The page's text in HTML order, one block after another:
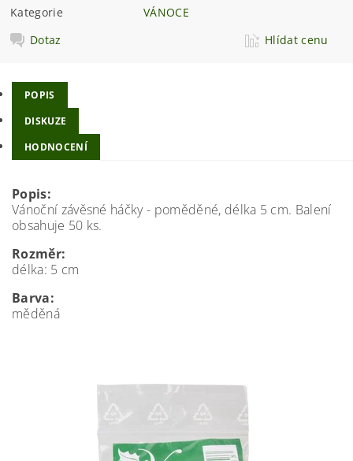
Kategorie
VÁNOCE
Dotaz
Hlídat cenu
POPIS
DISKUZE
HODNOCENÍ
Popis:
Vánoční závěsné háčky - poměděné, délka 5 cm. Balení
obsahuje 50 ks.
Rozměr:
délka: 5 cm
Barva:
měděná